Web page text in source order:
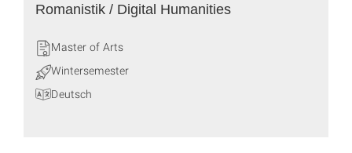
Romanistik / Digital Humanities
Master of Arts
Wintersemester
Deutsch